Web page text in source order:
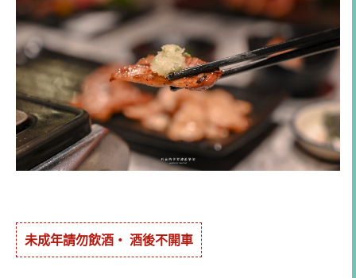
未成年請勿飲酒・ 酒後不開車